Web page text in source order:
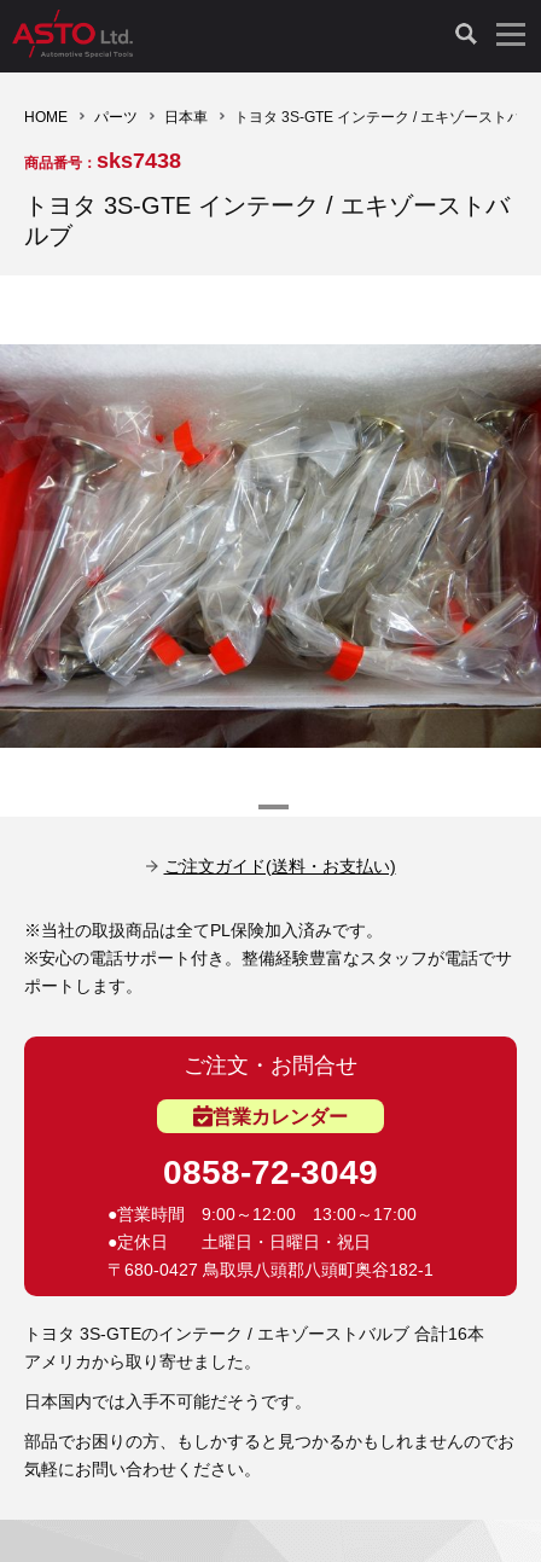
診断機（16）
キープログラマー（4）
ADAS（7）
オプション品（17）
TPMS（4）
その他（9）
診断テスター（10）
キープログラマー（20）
スモークテスター（4）
安定化電源ユニット（8）
バッテリーテスター（4）
古い車両用診断テスター（10）
バイク用診断テスター（7）
その他（20）
HCB TOOLS（45）
AST TOOLS（51）
LASER（39）
ドイツ車（211）
イタリア/フランス車（27）
イギリス車（23）
アメリカ車（15）
スウェーデン車（20）
ディーゼルインジェクター&グロープラグ ツール（7）
オシロスコープ（2）
オシロ関連商品（9）
その他（8）
ドイツ車（427）
イタリア/フランス車（145）
アメリカ車（60）
スウェーデン車（45）
日本車（40）
ロシア（8）
ブレーキキャリパーリペアキット（368）
ライト関連（6）
その他（12）
現品修理（77）
リビルト品（58）
コントロールユニット初期化（3）
イモビライザーOFF（1）
その他（6）
オシロスコープ（10）
アクセサリー（13）
HOME パーツ 日本車 トヨタ 3S-GTE インテーク / エキゾーストバル
商品番号： sks7438
トヨタ 3S-GTE インテーク / エキゾーストバ
ルブ
ご注文ガイド(送料・お支払い)
※当社の取扱商品は全てPL保険加入済みです。
※安心の電話サポート付き。整備経験豊富なスタッフが電話でサ
ポートします。
ご注文・お問合せ
営業カレンダー
0858-72-3049
●営業時間 9:00～12:00 13:00～17:00
●定休日 土曜日・日曜日・祝日
〒680-0427 鳥取県八頭郡八頭町奥谷182-1
トヨタ 3S-GTEのインテーク / エキゾーストバルブ 合計16本
アメリカから取り寄せました。
日本国内では入手不可能だそうです。
部品でお困りの方、もしかすると見つかるかもしれませんのでお
気軽にお問い合わせください。